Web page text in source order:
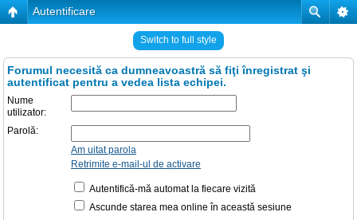
Autentificare
Switch to full style
Forumul necesită ca dumneavoastră să fiţi înregistrat şi
autentificat pentru a vedea lista echipei.
Nume
utilizator:
Parolă:
Am uitat parola
Retrimite e-mail-ul de activare
Autentifică-mă automat la fiecare vizită
Ascunde starea mea online în această sesiune